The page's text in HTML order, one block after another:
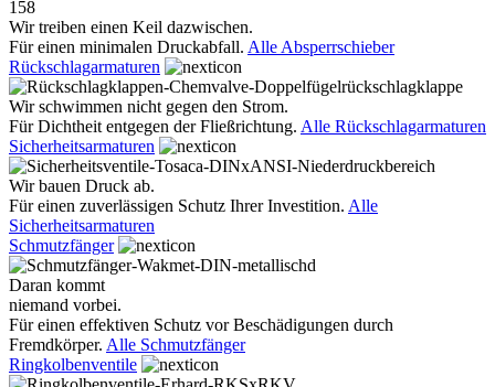
Wir treiben einen Keil dazwischen.
Für einen minimalen Druckabfall. Alle Absperrschieber
Rückschlagarmaturen
Wir schwimmen nicht gegen den Strom.
Für Dichtheit entgegen der Fließrichtung. Alle Rückschlagarmaturen
Sicherheitsarmaturen
Wir bauen Druck ab.
Für einen zuverlässigen Schutz Ihrer Investition. Alle
Sicherheitsarmaturen
Schmutzfänger
Daran kommt
niemand vorbei.
Für einen effektiven Schutz vor Beschädigungen durch
Fremdkörper. Alle Schmutzfänger
Ringkolbenventile